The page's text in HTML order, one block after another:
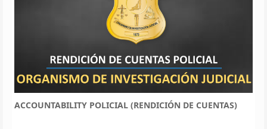
ACCOUNTABILITY POLICIAL (RENDICIÓN DE CUENTAS)